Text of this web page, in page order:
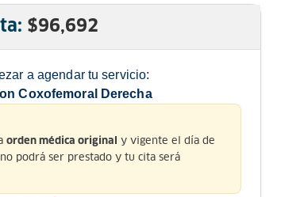
$96,692
a agendar tu servicio:
Coxofemoral Derecha
orden médica original
y vigente el día de
podrá ser prestado y tu cita será